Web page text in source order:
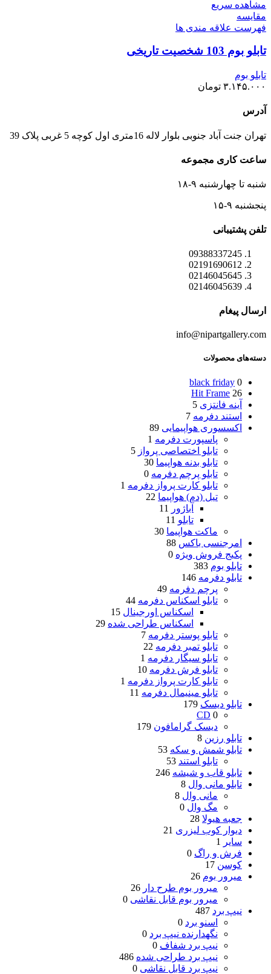
مشاهده سریع
مقایسه
فهرست علاقه مندی ها
تابلو بوم 103 شخصیت تاریخی
تابلو بوم
۳.۱۴۵.۰۰۰ تومان
آدرس
تهران جنت آباد جنوبی بلوار لاله 16متری اول کوچه 5 غربی پلاک 39
ساعت کاری مجموعه
شنبه تا چهارشنبه ۹-۱۸
پنجشنبه ۹-۱۵
تلفن پشتیبانی
09388337245
02191690612
02146045645
02146045639
ارسال پیغام
info@nipartgallery.com
دسته‌های محصولات
black friday 0
Hit Frame 26
آینه فانتزی 5
استند دفرمه 7
اکسسوری هواپیمایی 89
پاسپورت دفرمه 1
تابلو اختصاصی پرواز 5
تابلو بدنه هواپیما 30
تابلو پرچم دفرمه 0
تابلو کارت پرواز دفرمه 1
تیل (دم) هواپیما 22
آباژور
11
تابلو 11
ماکت هواپیما 30
امرجنسی باکس 88
پکیج فروش ویژه 0
تابلو بوم 383
تابلو دفرمه 146
پرچم دفرمه 49
تابلو اسکناس دفرمه 44
اسکناس اورجینال 15
اسکناس طراحی شده 29
تابلو پوستر دفرمه 7
تابلو تمبر دفرمه 22
تابلو سیگار دفرمه 1
تابلو فرش دفرمه 10
تابلو کارت پرواز دفرمه 1
تابلو مینیمال دفرمه 11
تابلو دیسک 179
CD 0
دیسک گرامافون 179
تابلو رزین 8
تابلو شمش و سکه 53
تابلو استند 53
تابلو قاب و شیشه 246
تابلو مانی وال 8
مانی وال 8
مگ وال 0
جعبه هیولا 28
دیوار کوب لیزری 21
سایر
1
فرش و راگ 0
کوسن 17
میرور بوم 26
میرور بوم طرح دار 26
میرور بوم قابل نقاشی 0
نیپ برد 487
اسنو برد 0
نگهدارنده نیپ برد 0
نیپ برد شفاف 0
نیپ برد طراحی شده 486
نیپ برد قابل نقاشی 0